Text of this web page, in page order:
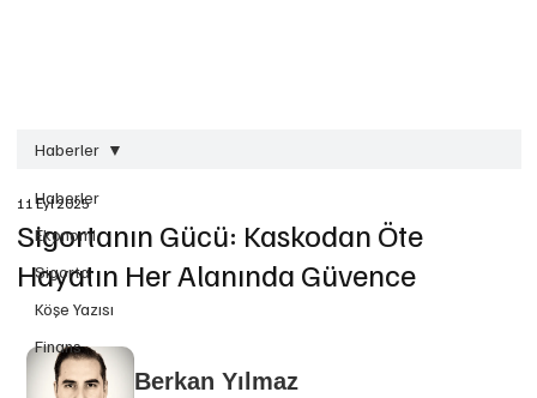
Haberler
Ekonomi
Sigorta
Köşe Yazısı
Finans
Haberler
Sigortanın Gücü: Kaskodan Öte
Hayatın Her Alanında Güvence
11 Eyl 2025